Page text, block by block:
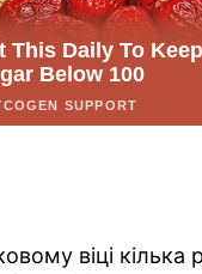
віці кілька